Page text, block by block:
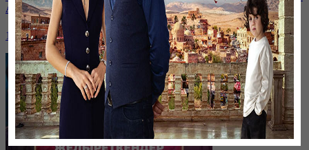
Ай»
19 декабря, 17:00